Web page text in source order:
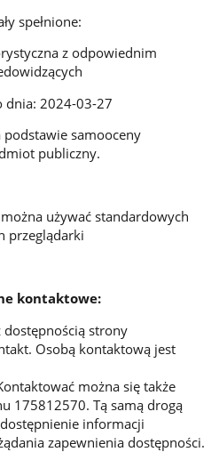
spełnione:
z odpowiednim
dnia: 2024-03-27
samooceny
publiczny.
używać standardowych
przeglądarki
kontaktowe:
strony
Osobą kontaktową jest
można się także
175812570. Tą samą drogą
informacji
zapewnienia dostępności.